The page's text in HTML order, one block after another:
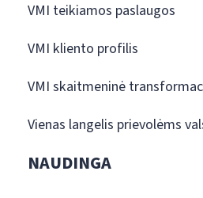
VMI teikiamos paslaugos
VMI kliento profilis
VMI skaitmeninė
Vienas langelis prievolėms
NAUDINGA